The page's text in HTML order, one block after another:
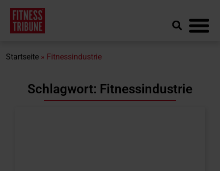
Startseite » Fitnessindustrie
Schlagwort: Fitnessindustrie